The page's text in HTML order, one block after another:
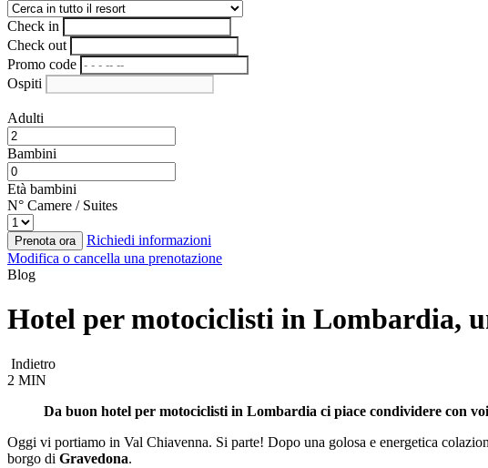
Check in
Check out
Promo code
Ospiti
Adulti
Bambini
Età bambini
N° Camere / Suites
Prenota ora
Richiedi informazioni
Modifica o cancella una prenotazione
Blog
Hotel per motociclisti in Lombardia,
Indietro
2 MIN
Da buon hotel per motociclisti in Lombardia ci piace condividere con
Oggi vi portiamo in Val Chiavenna. Si parte! Dopo una golosa e energetica
borgo di Gravedona.